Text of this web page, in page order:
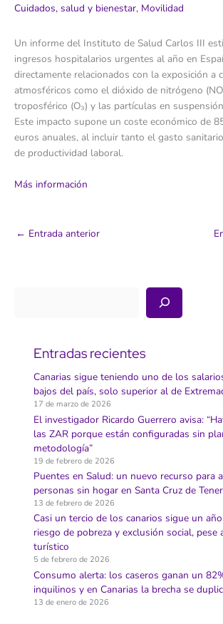
Cuidados, salud y bienestar, Movilidad
Un informe del Instituto de Salud Carlos III
ingresos hospitalarios urgentes al año en
directamente relacionados con la exposición a
atmosféricos como el dióxido de nitrógeno
troposférico (O₃) y las partículas en
Este impacto supone un coste económico de
euros anuales, al incluir tanto el gasto
de productividad laboral.
Más información
← Entrada anterior
Entradas recientes
Canarias sigue teniendo uno de los
bajos del país, solo superior al de
17 de marzo de 2026
El investigador Ricardo Guerrero avisa:
las ZAR porque están configuradas sin
metodología”
19 de febrero de 2026
Puentes en Salud: un nuevo recurso para
personas sin hogar en Santa Cruz de
13 de febrero de 2026
Casi un tercio de los canarios sigue un
riesgo de pobreza y exclusión social, pese
turístico
5 de febrero de 2026
Consumo alerta: los caseros ganan un
inquilinos y en Canarias la brecha se
13 de enero de 2026